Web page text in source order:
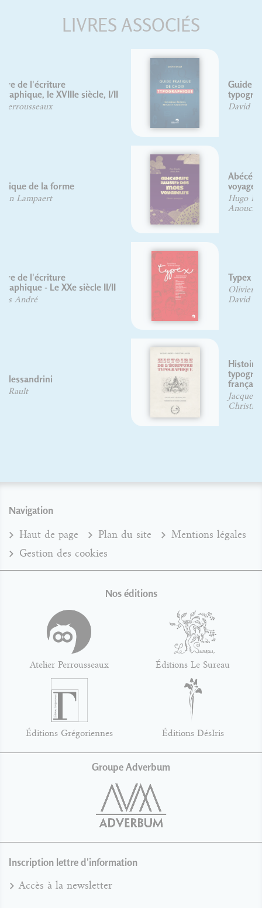
LIVRES ASSOCIÉS
Guide pratique de choix
typographique
Abécédaire illustré des mots
Anouck Ferri
Olivier DELOYE
Histoire de l'écriture
typographique : Le XIXe siècle
Christian Laucou
Navigation
Haut de page Plan du site
Mentions légales
Gestion des cookies
Nos éditions
Atelier Perrousseaux Éditions Le Sureau
Éditions Grégoriennes Éditions DésIris
Groupe Adverbum
Inscription lettre d'information
Accès à la newsletter